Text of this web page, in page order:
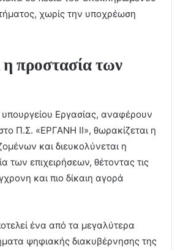
χωρίς την υποχρέωση
προστασία των
Εργασίας, αναφέρουν
Π.Σ. «ΕΡΓΑΝΗ ΙΙ», θωρακίζεται η
και διευκολύνεται η
των επιχειρήσεων, θέτοντας τις
και πιο δίκαιη αγορά
ένα από τα μεγαλύτερα
ψηφιακής διακυβέρνησης της